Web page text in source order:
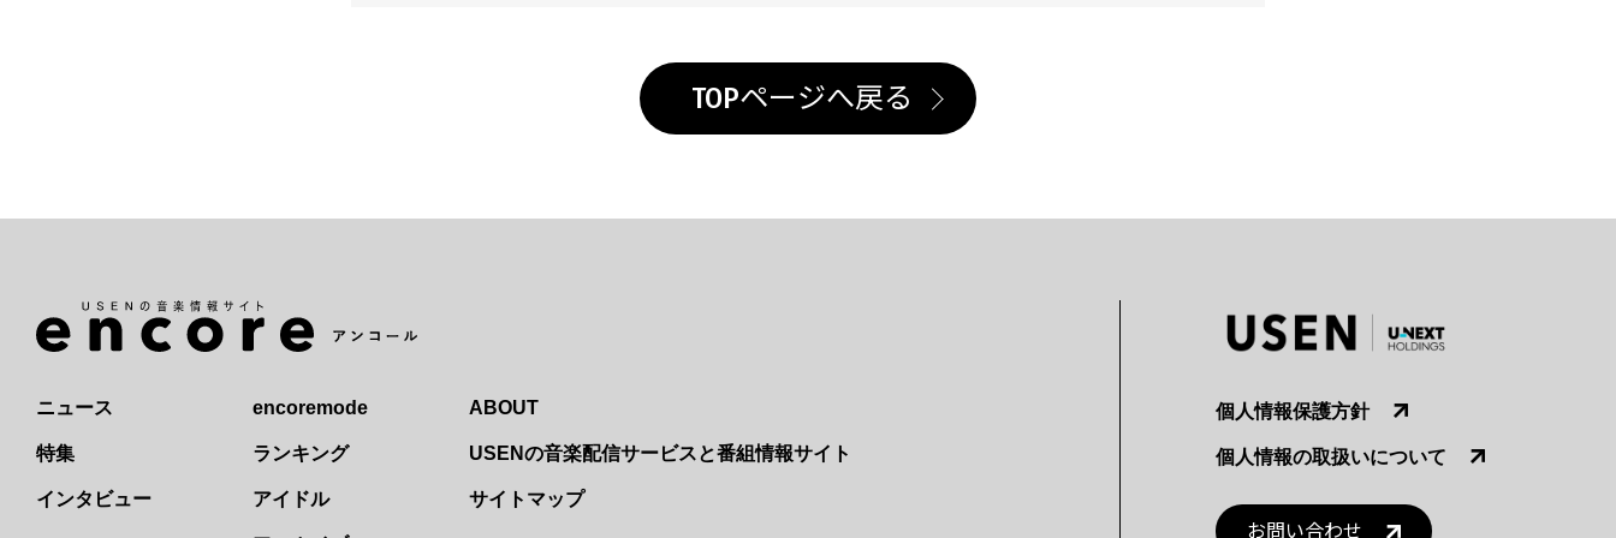
TOPページへ戻る
ニュース
特集
インタビュー
encoremode
ランキング
アイドル
ABOUT
USENの音楽配信サービスと番組情報サイト
サイトマップ
個人情報保護方針
個人情報の取扱いについて
お問い合わせ